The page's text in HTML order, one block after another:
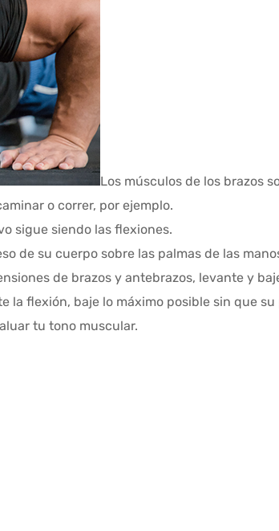
Los músculos de los brazos
o correr, por ejemplo.
sigue siendo las flexiones.
de su cuerpo sobre las palmas de las
de brazos y antebrazos, levante y
flexión, baje lo máximo posible sin que su
tu tono muscular.